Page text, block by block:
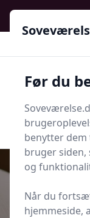
Søg nu
Søg nu
Udgivet i Senge
Før du
benytter dem
bruger siden,
og
Når du
hjemmeside,